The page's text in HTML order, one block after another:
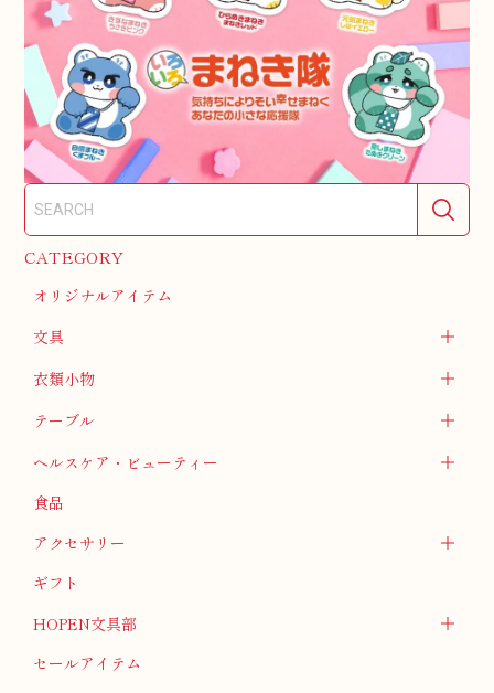
CATEGORY
オリジナルアイテム
文具
衣類小物
テーブル
ヘルスケア・ビューティー
食品
アクセサリー
ギフト
HOPEN文具部
セールアイテム